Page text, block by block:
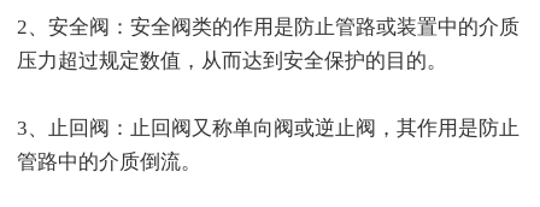
2、安全阀：安全阀类的作用是防止管路或装置中的介质
压力超过规定数值，从而达到安全保护的目的。
3、止回阀：止回阀又称单向阀或逆止阀，其作用是防止
管路中的介质倒流。